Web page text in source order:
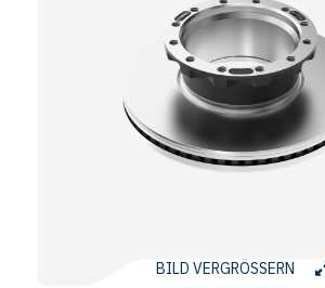
BILD VERGRÖSSERN